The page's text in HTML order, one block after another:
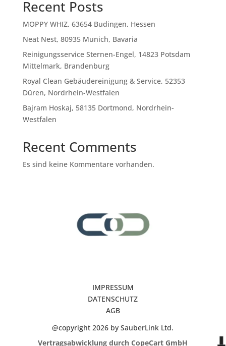
Recent Posts
MOPPY WHIZ, 63654 Budingen, Hessen
Neat Nest, 80935 Munich, Bavaria
Reinigungsservice Sternen-Engel, 14823 Potsdam
Mittelmark, Brandenburg
Royal Clean Gebäudereinigung & Service, 52353
Düren, Nordrhein-Westfalen
Bajram Hoskaj, 58135 Dortmond, Nordrhein-
Westfalen
Recent Comments
Es sind keine Kommentare vorhanden.
IMPRESSUM
DATENSCHUTZ
AGB
@copyright 2026 by SauberLink Ltd.
Vertragsabwicklung durch CopeCart GmbH